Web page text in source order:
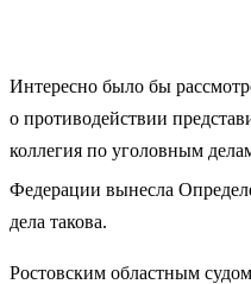
Интересно было бы
о противодействии
коллегия по уголовным
Федерации вынесла
дела такова.
Ростовским областным